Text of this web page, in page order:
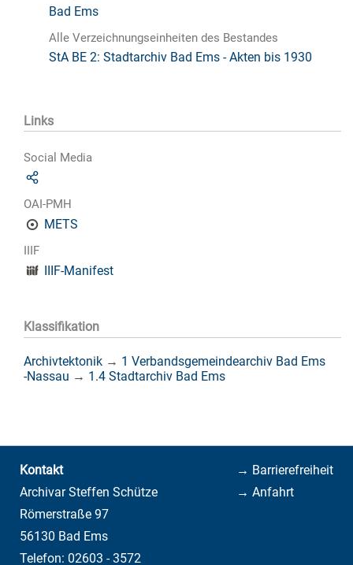
Bad Ems
Alle Verzeichnungseinheiten des Bestandes
StA BE 2: Stadtarchiv Bad Ems - Akten bis 1930
Links
Social Media
OAI-PMH
METS
IIIF
IIIF-Manifest
Klassifikation
Archivtektonik → 1 Verbandsgemeindearchiv Bad Ems
-Nassau → 1.4 Stadtarchiv Bad Ems
→ Barrierefreiheit
→ Anfahrt
Kontakt
Archivar Steffen Schütze
Römerstraße 97
56130 Bad Ems
Telefon: 02603 - 3572